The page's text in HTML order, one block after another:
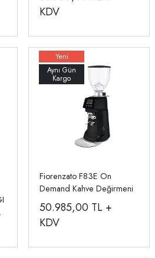
KDV
Fiorenzato F83E On
Demand Kahve Değirmeni
50.985,00 TL +
KDV